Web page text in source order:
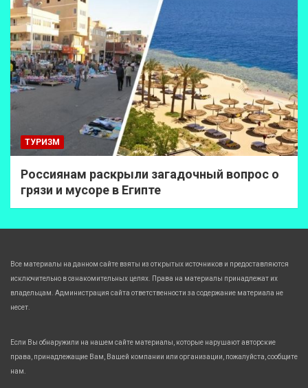
ТУРИЗМ
Россиянам раскрыли загадочный вопрос о
грязи и мусоре в Египте
Все материалы на данном сайте взяты из открытых источников и предоставляются
исключительно в ознакомительных целях. Права на материалы принадлежат их
владельцам. Администрация сайта ответственности за содержание материала не
несет.
Если Вы обнаружили на нашем сайте материалы, которые нарушают авторские
права, принадлежащие Вам, Вашей компании или организации, пожалуйста, сообщите
нам.